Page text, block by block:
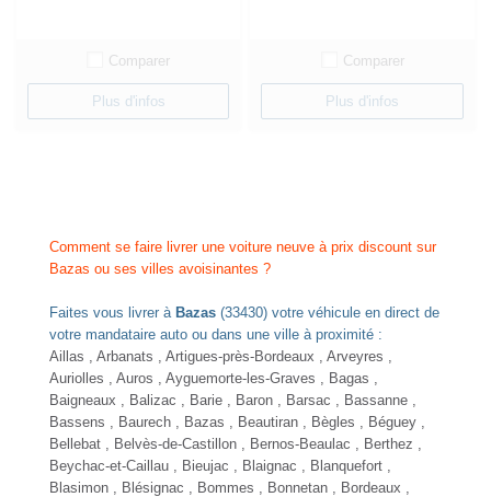
Comparer
Plus d'infos
Comparer
Plus d'infos
Comment se faire livrer une voiture neuve à prix discount sur
Bazas ou ses villes avoisinantes ?
Faites vous livrer à Bazas (33430) votre véhicule en direct de
votre mandataire auto ou dans une ville à proximité :
Aillas , Arbanats , Artigues-près-Bordeaux , Arveyres ,
Auriolles , Auros , Ayguemorte-les-Graves , Bagas ,
Baigneaux , Balizac , Barie , Baron , Barsac , Bassanne ,
Bassens , Baurech , Bazas , Beautiran , Bègles , Béguey ,
Bellebat , Belvès-de-Castillon , Bernos-Beaulac , Berthez ,
Beychac-et-Caillau , Bieujac , Blaignac ,
Blanquefort
Blasimon , Blésignac , Bommes , Bonnetan , Bordeaux ,